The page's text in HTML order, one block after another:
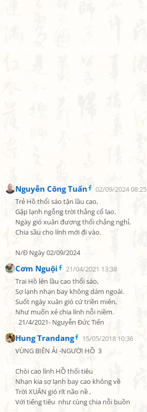
Nguyễn Công Tuấn
02/09/2024 08:25
Trẻ Hồ thổi sáo tận lầu cao,
Gặp lạnh ngỗng trời thẳng cổ lao.
Ngày gió xuân đương thổi chẳng nghỉ,
Chia sầu cho lính mới đi vào.
N/Đ Ngày 02/09/2024
Cơm Nguội
21/04/2021 13:38
Trai Hồ lên lầu cao thổi sáo,
Sợ lạnh nhạn bay không dám ngoái.
Suốt ngày xuân gió cứ triền miên,
Như muốn xẻ chia lính nỗi niềm.
  21/4/2021- Nguyễn Đức Tiến
Hung Trandang
15/05/2018 10:36
VÙNG BIÊN ẢI -NGƯỜI HỒ  3
Chòi cao lính HỒ thổi tiêu
Nhạn kia sợ lạnh bay cao không về
Trời XUÂN gió rít não nề ,
Với tiếng tiêu  như cùng chia nỗi buồn